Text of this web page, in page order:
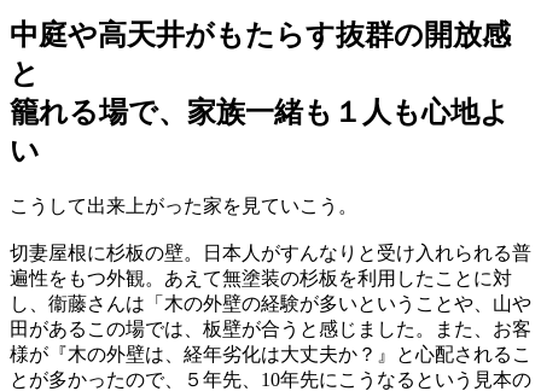
中庭や高天井がもたらす抜群の開放感
と
籠れる場で、家族一緒も１人も心地よ
い
こうして出来上がった家を見ていこう。
切妻屋根に杉板の壁。日本人がすんなりと受け入れられる普
遍性をもつ外観。あえて無塗装の杉板を利用したことに対
し、衞藤さんは「木の外壁の経験が多いということや、山や
田があるこの場では、板壁が合うと感じました。また、お客
様が『木の外壁は、経年劣化は大丈夫か？』と心配されるこ
とが多かったので、５年先、10年先にこうなるという見本の